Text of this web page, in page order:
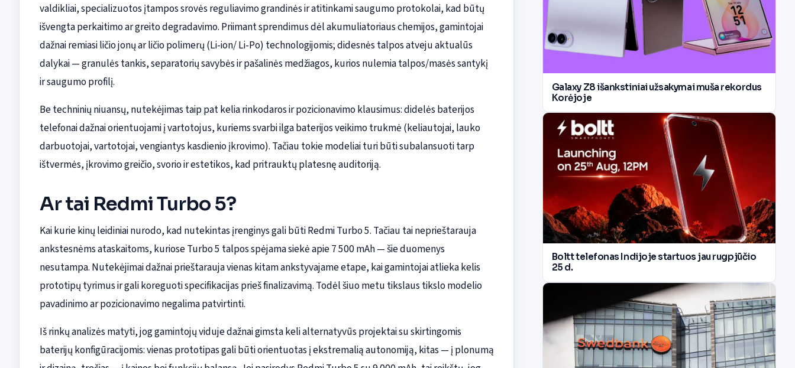
valdikliai, specializuotos įtampos srovės reguliavimo grandinės ir atitinkami saugumo protokolai, kad būtų
išvengta perkaitimo ar greito degradavimo. Priimant sprendimus dėl akumuliatoriaus chemijos, gamintojai
dažnai remiasi ličio jonų ar ličio polimerų (Li-ion/ Li-Po) technologijomis; didesnės talpos atveju aktualūs
dalykai — granulės tankis, separatorių savybės ir pašalinės medžiagos, kurios nulemia talpos/masės santykį
ir saugumo profilį.
Be techninių niuansų, nutekėjimas taip pat kelia rinkodaros ir pozicionavimo klausimus: didelės baterijos
telefonai dažnai orientuojami į vartotojus, kuriems svarbi ilga baterijos veikimo trukmė (keliautojai, lauko
darbuotojai, vartotojai, vengiantys kasdienio įkrovimo). Tačiau tokie modeliai turi būti subalansuoti tarp
ištvermės, įkrovimo greičio, svorio ir estetikos, kad pritrauktų platesnę auditoriją.
Ar tai Redmi Turbo 5?
Kai kurie kinų leidiniai nurodo, kad nutekintas įrenginys gali būti Redmi Turbo 5. Tačiau tai neprieštarauja
ankstesnėms ataskaitoms, kuriose Turbo 5 talpos spėjama siekė apie 7 500 mAh — šie duomenys
nesutampa. Nutekėjimai dažnai prieštarauja vienas kitam ankstyvajame etape, kai gamintojai atlieka kelis
prototipų tyrimus ir gali koreguoti specifikacijas prieš finalizavimą. Todėl šiuo metu tikslaus tikslo modelio
pavadinimo ar pozicionavimo negalima patvirtinti.
Iš rinkų analizės matyti, jog gamintojų viduje dažnai gimsta keli alternatyvūs projektai su skirtingomis
baterijų konfigūracijomis: vienas prototipas gali būti orientuotas į ekstremalią autonomiją, kitas — į plonumą
Galaxy Z8 išankstiniai užsakymai muša rekordus
Korėjoje
Boltt telefonas Indijoje startuos jau rugpjūčio
25 d.